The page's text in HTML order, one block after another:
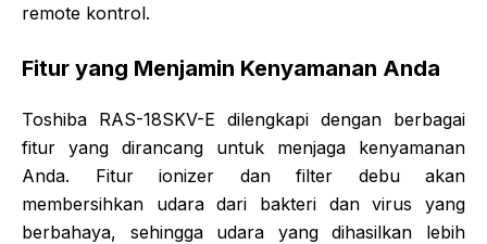
remote kontrol.
Fitur yang Menjamin Kenyamanan Anda
Toshiba RAS-18SKV-E dilengkapi dengan berbagai
fitur yang dirancang untuk menjaga kenyamanan
Anda. Fitur ionizer dan filter debu akan
membersihkan udara dari bakteri dan virus yang
berbahaya, sehingga udara yang dihasilkan lebih